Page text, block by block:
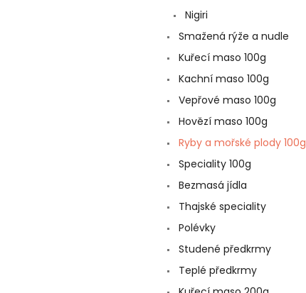
Nigiri
Smažená rýže a nudle
Kuřecí maso 100g
Kachní maso 100g
Vepřové maso 100g
Hovězí maso 100g
Ryby a mořské plody 100g
Speciality 100g
Bezmasá jídla
Thajské speciality
Polévky
Studené předkrmy
Teplé předkrmy